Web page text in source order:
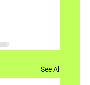
See All